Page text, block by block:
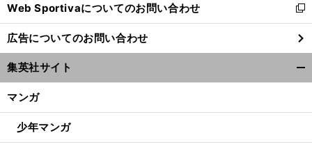
く
Web Sportivaについてのお問い合わせ
新
し
い
ウ
ィ
ン
ウ
開
広告についてのお問い合わせ
集英社サイト
マンガ
少年マンガ